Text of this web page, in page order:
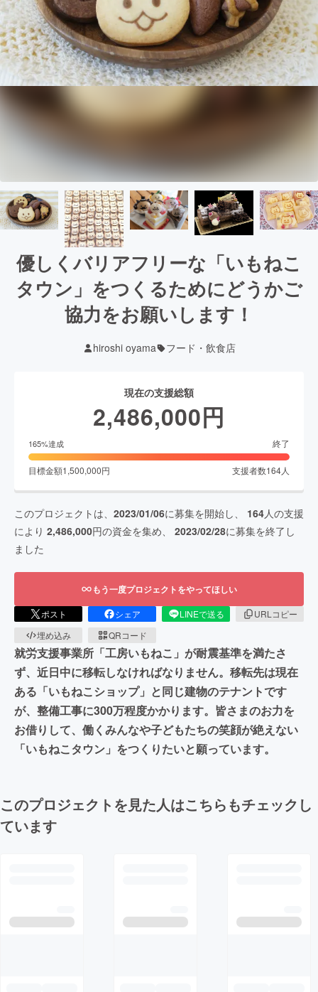
優しくバリアフリーな「いもねこ
タウン」をつくるためにどうかご
協力をお願いします！
hiroshi oyama フード・飲食店
現在の支援総額
2,486,000円
165%達成 終了
目標金額1,500,000円 支援者数164人
このプロジェクトは、 2023/01/06に募集を開始し、 164人の支援
により 2,486,000円の資金を集め、 2023/02/28に募集を終了し
ました
もう一度プロジェクトをやってほしい
ポスト シェア LINEで送る
URLコピー
埋め込み
QRコード
就労支援事業所「工房いもねこ」が耐震基準を満たさ
ず、近日中に移転しなければなりません。移転先は現在
ある「いもねこショップ」と同じ建物のテナントです
が、整備工事に300万程度かかります。皆さまのお力を
お借りして、働くみんなや子どもたちの笑顔が絶えない
「いもねこタウン」をつくりたいと願っています。
このプロジェクトを見た人はこちらもチェックし
ています